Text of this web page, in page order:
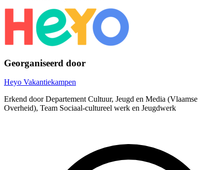
Georganiseerd door
Heyo Vakantiekampen
Erkend door Departement Cultuur, Jeugd en Media (Vlaamse
Overheid), Team Sociaal-cultureel werk en Jeugdwerk